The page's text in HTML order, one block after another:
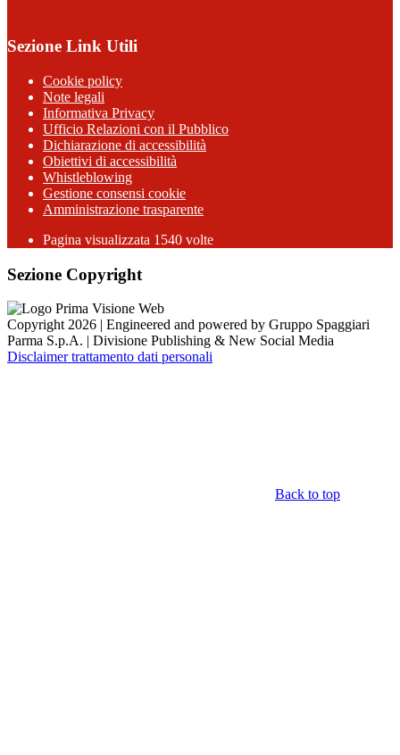
Sezione Link Utili
Cookie policy
Note legali
Informativa Privacy
Ufficio Relazioni con il Pubblico
Dichiarazione di accessibilità
Obiettivi di accessibilità
Whistleblowing
Gestione consensi cookie
Amministrazione trasparente
Pagina visualizzata 1540 volte
Sezione Copyright
Copyright 2026 | Engineered and powered by Gruppo Spaggiari
Parma S.p.A. | Divisione Publishing & New Social Media
Disclaimer trattamento dati personali
Back to top